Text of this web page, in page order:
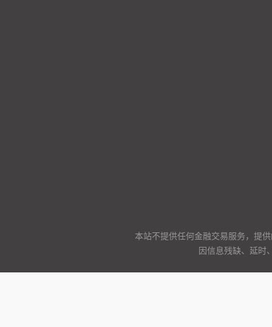
本站不提供任何金融交易服务，提
因信息残缺、延时